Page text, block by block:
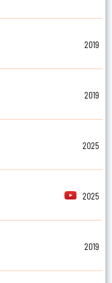
2019
2019
2025
2025
2019